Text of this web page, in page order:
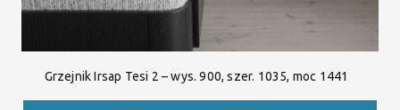
Grzejnik Irsap Tesi 2 – wys. 900, szer. 1035, moc 1441